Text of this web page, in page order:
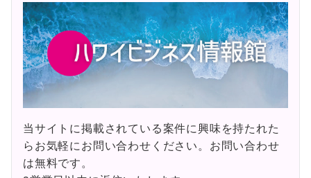
当サイトに掲載されている案件に興味を持たれた
らお気軽にお問い合わせください。お問い合わせ
は無料です。